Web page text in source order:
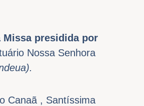
Missa presidida por
Nossa Senhora
Canaã , Santíssima